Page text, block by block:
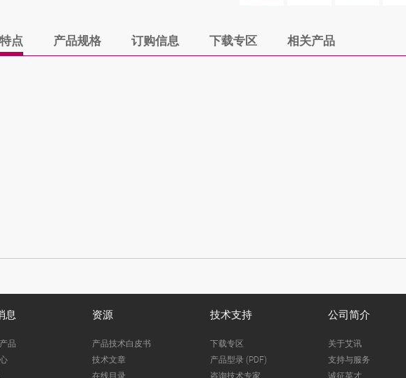
点 产品规格 订购信息 下载专区 相关产品
息
品
资源
产品技术白皮书
技术文章
在线目录
技术支持
下载专区
产品型录 (PDF)
咨询技术专家
公司简介
关于艾讯
支持与服务
诚征英才